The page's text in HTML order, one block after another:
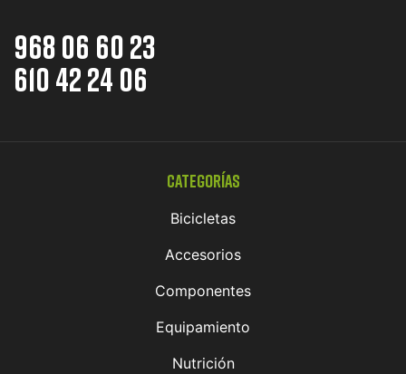
968 06 60 23
610 42 24 06
Categorías
Bicicletas
Accesorios
Componentes
Equipamiento
Nutrición